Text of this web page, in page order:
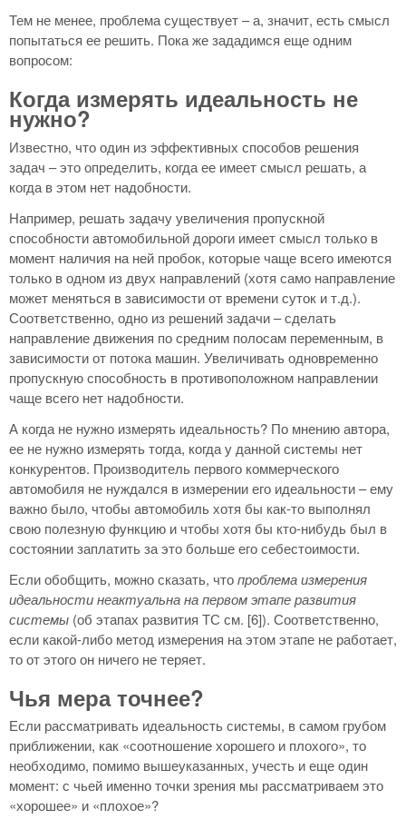
Тем не менее, проблема существует – а, значит, есть смысл
попытаться ее решить. Пока же зададимся еще одним
вопросом:
Когда измерять идеальность не
нужно?
Известно, что один из эффективных способов решения
задач – это определить, когда ее имеет смысл решать, а
когда в этом нет надобности.
Например, решать задачу увеличения пропускной
способности автомобильной дороги имеет смысл только в
момент наличия на ней пробок, которые чаще всего имеются
только в одном из двух направлений (хотя само направление
может меняться в зависимости от времени суток и т.д.).
Соответственно, одно из решений задачи – сделать
направление движения по средним полосам переменным, в
зависимости от потока машин. Увеличивать одновременно
пропускную способность в противоположном направлении
чаще всего нет надобности.
А когда не нужно измерять идеальность? По мнению автора,
ее не нужно измерять тогда, когда у данной системы нет
конкурентов. Производитель первого коммерческого
автомобиля не нуждался в измерении его идеальности – ему
важно было, чтобы автомобиль хотя бы как-то выполнял
свою полезную функцию и чтобы хотя бы кто-нибудь был в
состоянии заплатить за это больше его себестоимости.
Если обобщить, можно сказать, чтопроблема измерения
идеальности неактуальна на первом этапе развития
системы (об этапах развития ТС см. [6]). Соответственно,
если какой-либо метод измерения на этом этапе не работает,
то от этого он ничего не теряет.
Чья мера точнее?
Если рассматривать идеальность системы, в самом грубом
приближении, как «соотношение хорошего и плохого», то
необходимо, помимо вышеуказанных, учесть и еще один
момент: с чьей именно точки зрения мы рассматриваем это
«хорошее» и «плохое»?